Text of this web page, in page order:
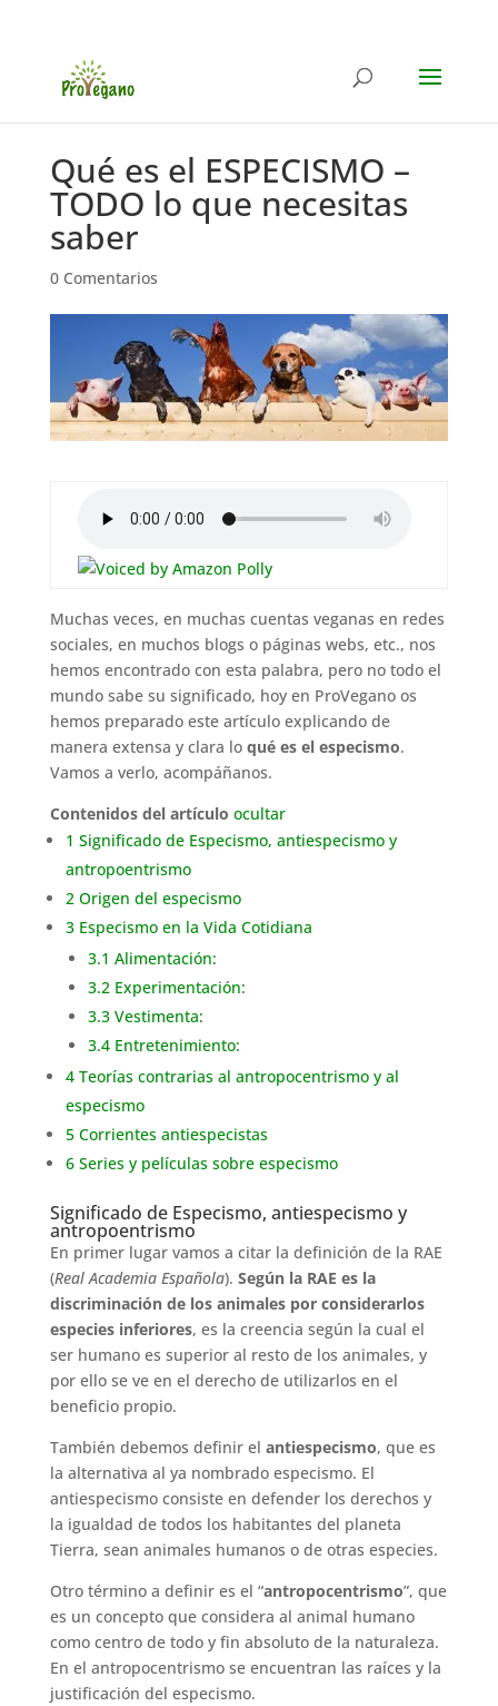
Qué es el ESPECISMO –
TODO lo que necesitas
saber
0 Comentarios
Muchas veces, en muchas cuentas veganas en redes
sociales, en muchos blogs o páginas webs, etc., nos
hemos encontrado con esta palabra, pero no todo el
mundo sabe su significado, hoy en ProVegano os
hemos preparado este artículo explicando de
manera extensa y clara lo qué es el especismo.
Vamos a verlo, acompáñanos.
Contenidos del artículo ocultar
1 Significado de Especismo, antiespecismo y
antropoentrismo
2 Origen del especismo
3 Especismo en la Vida Cotidiana
3.1 Alimentación:
3.2 Experimentación:
3.3 Vestimenta:
3.4 Entretenimiento:
4 Teorías contrarias al antropocentrismo y al
especismo
5 Corrientes antiespecistas
6 Series y películas sobre especismo
Significado de Especismo, antiespecismo y
antropoentrismo
En primer lugar vamos a citar la definición de la RAE
(Real Academia Española). Según la RAE es la
discriminación de los animales por considerarlos
especies inferiores, es la creencia según la cual el
ser humano es superior al resto de los animales, y
por ello se ve en el derecho de utilizarlos en el
beneficio propio.
También debemos definir el antiespecismo, que es
la alternativa al ya nombrado especismo. El
antiespecismo consiste en defender los derechos y
la igualdad de todos los habitantes del planeta
Tierra, sean animales humanos o de otras especies.
Otro término a definir es el “antropocentrismo”, que
es un concepto que considera al animal humano
como centro de todo y fin absoluto de la naturaleza.
En el antropocentrismo se encuentran las raíces y la
justificación del especismo.